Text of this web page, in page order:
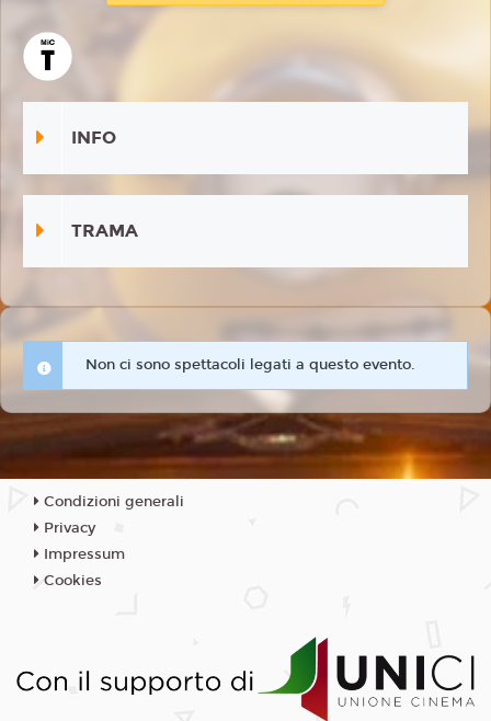
INFO
TRAMA
Non ci sono spettacoli legati a questo evento.
Condizioni generali
Privacy
Impressum
Cookies